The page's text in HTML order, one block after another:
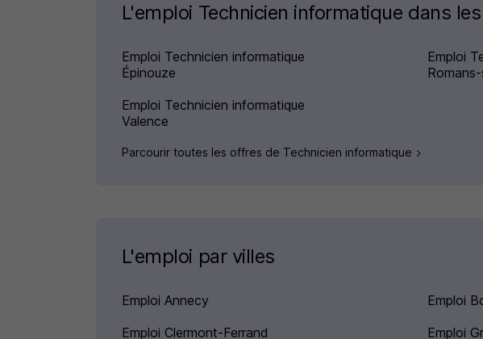
L'emploi Technicien informatique dans
Emploi Technicien informatique
Épinouze
Emploi
Emploi Technicien informatique
Valence
Parcourir toutes les offres de Technicien informatique
L'emploi par villes
Emploi Annecy Emploi
Emploi Clermont-Ferrand
Emploi